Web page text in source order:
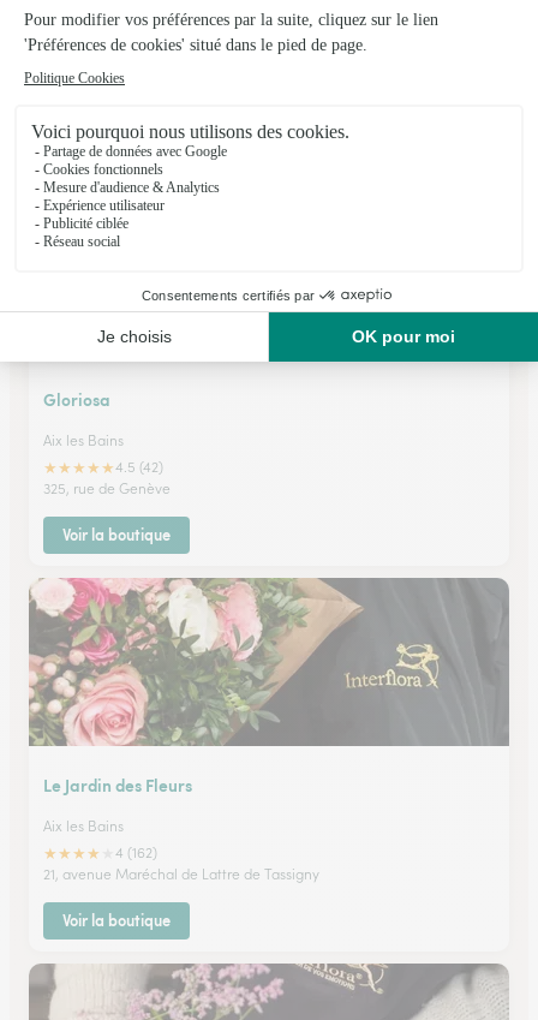
Les Fleurs et Louise
Aix les Bains
★★★★★4.8 (72)
Voir la boutique
Gloriosa
Aix les Bains
★★★★★4.5 (42)
325, rue de Genève
Voir la boutique
Le Jardin des Fleurs
Aix les Bains
★★★★
4 (162)
21, avenue Maréchal de Lattre de Tassigny
Voir la boutique